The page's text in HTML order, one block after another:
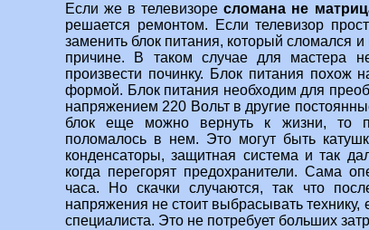
Если же в телевизоресломана не
решается ремонтом. Если телевизор
заменить блок питания, который сломался
причине. В таком случае для мастера
произвести починку. Блок питания похож
формой. Блок питания необходим для
напряжением 220 Вольт в другие
блок еще можно вернуть к жизни, то
поломалось в нем. Это могут быть
конденсаторы, защитная система и так
когда перегорят предохранители. Сама
часа. Но скачки случаются, так что
напряжения не стоит выбрасывать технику,
специалиста. Это не потребует больших